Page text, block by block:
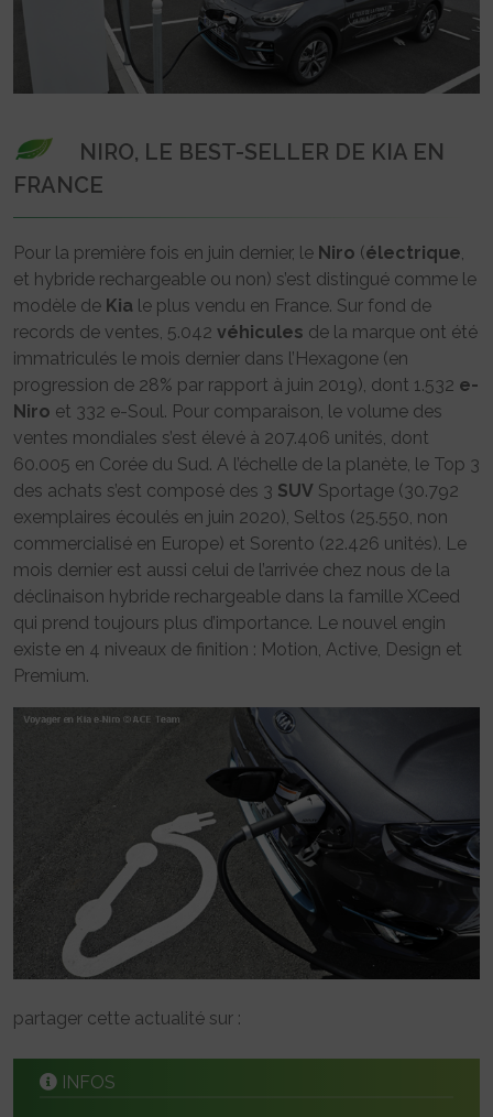
NIRO, LE BEST-SELLER DE KIA EN
FRANCE
Pour la première fois en juin dernier, le Niro (électrique,
et hybride rechargeable ou non) s’est distingué comme le
modèle de Kia le plus vendu en France. Sur fond de
records de ventes, 5.042 véhicules de la marque ont été
immatriculés le mois dernier dans l’Hexagone (en
progression de 28% par rapport à juin 2019), dont 1.532 e-
Niro et 332 e-Soul. Pour comparaison, le volume des
ventes mondiales s’est élevé à 207.406 unités, dont
60.005 en Corée du Sud. A l’échelle de la planète, le Top 3
des achats s’est composé des 3 SUV Sportage (30.792
exemplaires écoulés en juin 2020), Seltos (25.550, non
commercialisé en Europe) et Sorento (22.426 unités). Le
mois dernier est aussi celui de l’arrivée chez nous de la
déclinaison hybride rechargeable dans la famille XCeed
qui prend toujours plus d’importance. Le nouvel engin
existe en 4 niveaux de finition : Motion, Active, Design et
Premium.
partager cette actualité sur :
INFOS